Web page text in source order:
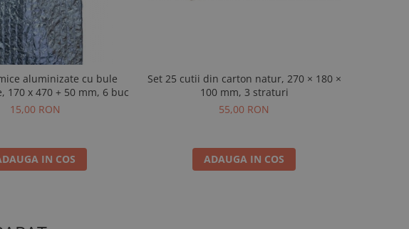
aluminizate cu bule
170 x 470 + 50 mm, 6 buc
15,00 RON
IN COS
Set 25 cutii din carton natur, 270 × 180 ×
100 mm, 3 straturi
55,00 RON
ADAUGA IN COS